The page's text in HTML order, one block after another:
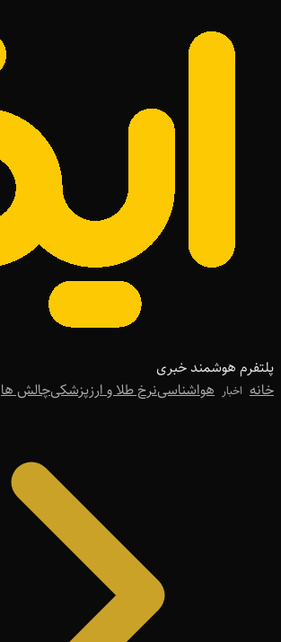
پلتفرم هوشمند خبری
خانه اخبار هواشناسینرخ طلا و ارزپزشکیچالش ها